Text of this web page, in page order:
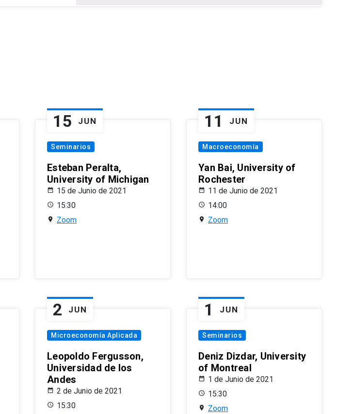
15 JUN
Seminarios
Esteban Peralta,
University of Michigan
15 de Junio de 2021
15:30
Zoom
11 JUN
Macroeconomía
Yan Bai, University of
Rochester
11 de Junio de 2021
14:00
Zoom
2 JUN
Microeconomía Aplicada
Leopoldo Fergusson,
Universidad de los
Andes
2 de Junio de 2021
15:30
1 JUN
Seminarios
Deniz Dizdar, University
of Montreal
1 de Junio de 2021
15:30
Zoom